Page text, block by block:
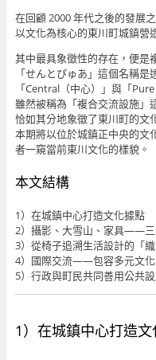
在回顧 2000 年代之後的發展
以文化為核心的東川町城鎮營
其中最具象徵性的存在，便是
「せんとぴゅあ」這個名稱
「Central（中心）」與「
雖然被稱為「複合交流設施」
恰如其分地象徵了東川町的文
本期將以位於城鎮正中央的文
者一窺當前東川文化的樣貌。
本文結構
1）在城鎮中心打造文化據點
2）攝影、大雪山、家具——
3）從椅子追溯生活設計的「織
4）國際交流——包容多元文
5）行政與町民共同善用公共
1）在城鎮中心打造